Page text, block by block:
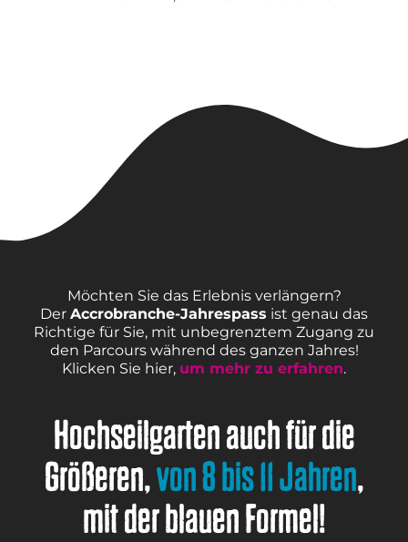
Hochseilgarten auch für die
Größeren,von 8 bis 11 Jahren,
mit der blauen Formel!
Möchten Sie das Erlebnis verlängern?
Der Accrobranche-Jahrespass ist genau das
Richtige für Sie, mit unbegrenztem Zugang zu
den Parcours während des ganzen Jahres!
Klicken Sie hier, um mehr zu erfahren.